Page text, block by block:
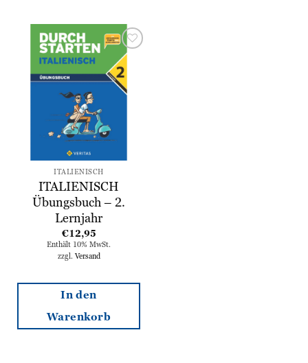
Zur
Wunschliste
hinzufügen
ITALIENISCH
ITALIENISCH
Übungsbuch – 2.
Lernjahr
€12,95
Enthält 10% MwSt.
zzgl. Versand
In den
Warenkorb